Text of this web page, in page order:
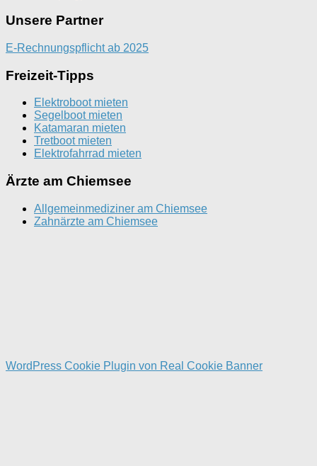
Unsere Partner
E-Rechnungspflicht ab 2025
Freizeit-Tipps
Elektroboot mieten
Segelboot mieten
Katamaran mieten
Tretboot mieten
Elektrofahrrad mieten
Ärzte am Chiemsee
Allgemeinmediziner am Chiemsee
Zahnärzte am Chiemsee
WordPress Cookie Plugin von Real Cookie Banner